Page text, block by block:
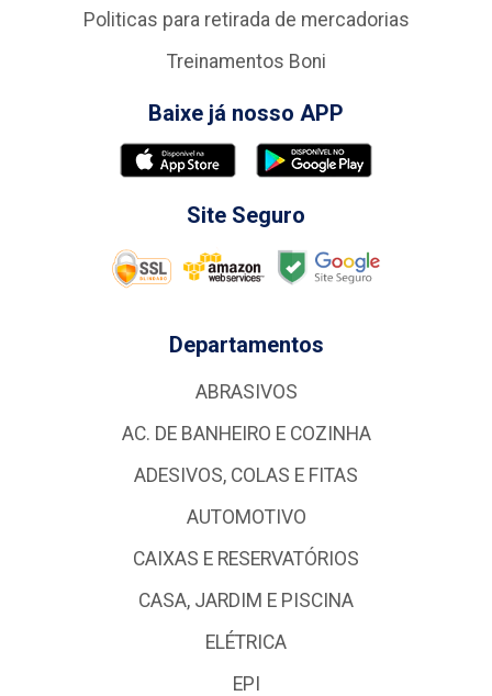
Politicas para retirada de mercadorias
Treinamentos Boni
Baixe já nosso APP
Site Seguro
Departamentos
ABRASIVOS
AC. DE BANHEIRO E COZINHA
ADESIVOS, COLAS E FITAS
AUTOMOTIVO
CAIXAS E RESERVATÓRIOS
CASA, JARDIM E PISCINA
ELÉTRICA
EPI